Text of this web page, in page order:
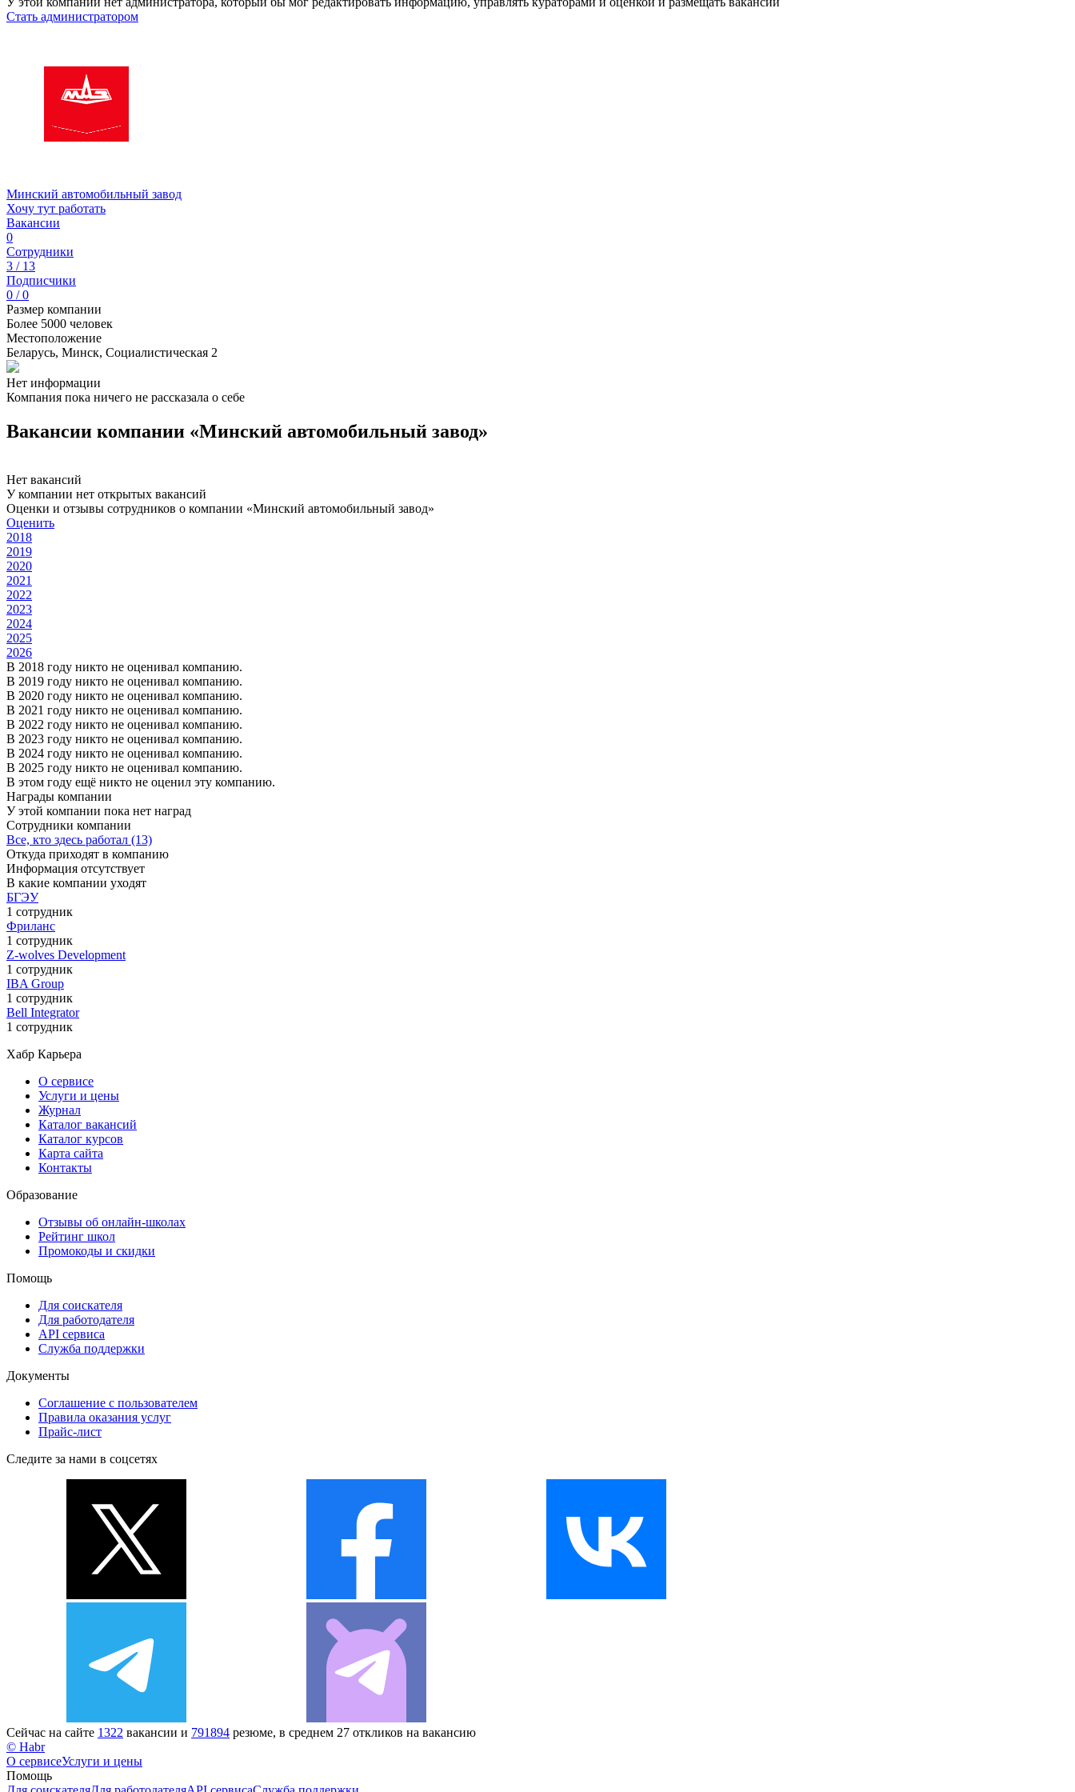
Стать администратором
Минский автомобильный завод
Хочу тут работать
Вакансии
0
Сотрудники
3 / 13
Подписчики
0 / 0
Размер компании
Более 5000 человек
Местоположение
Беларусь, Минск, Социалистическая 2
Нет информации
Компания пока ничего не рассказала о себе
Вакансии компании «Минский автомобильный завод»
Нет вакансий
У компании нет открытых вакансий
Оценки и отзывы сотрудников о компании «Минский автомобильный завод»
Оценить
2018
2019
2020
2021
2022
2023
2024
2025
2026
В 2018 году никто не оценивал компанию.
В 2019 году никто не оценивал компанию.
В 2020 году никто не оценивал компанию.
В 2021 году никто не оценивал компанию.
В 2022 году никто не оценивал компанию.
В 2023 году никто не оценивал компанию.
В 2024 году никто не оценивал компанию.
В 2025 году никто не оценивал компанию.
В этом году ещё никто не оценил эту компанию.
Награды компании
У этой компании пока нет наград
Сотрудники компании
Все, кто здесь работал (13)
Откуда приходят в компанию
Информация отсутствует
В какие компании уходят
БГЭУ
1 сотрудник
Фриланс
1 сотрудник
Z-wolves Development
1 сотрудник
IBA Group
1 сотрудник
Bell Integrator
1 сотрудник
Хабр Карьера
О сервисе
Услуги и цены
Журнал
Каталог вакансий
Каталог курсов
Карта сайта
Контакты
Образование
Отзывы об онлайн-школах
Рейтинг школ
Промокоды и скидки
Помощь
Для соискателя
Для работодателя
API сервиса
Служба поддержки
Документы
Соглашение с пользователем
Правила оказания услуг
Прайс-лист
Следите за нами в соцсетях
Сейчас на сайте 1322 вакансии и 791894 резюме, в среднем 27 откликов на вакансию
© Habr
О сервисеУслуги и цены
Помощь